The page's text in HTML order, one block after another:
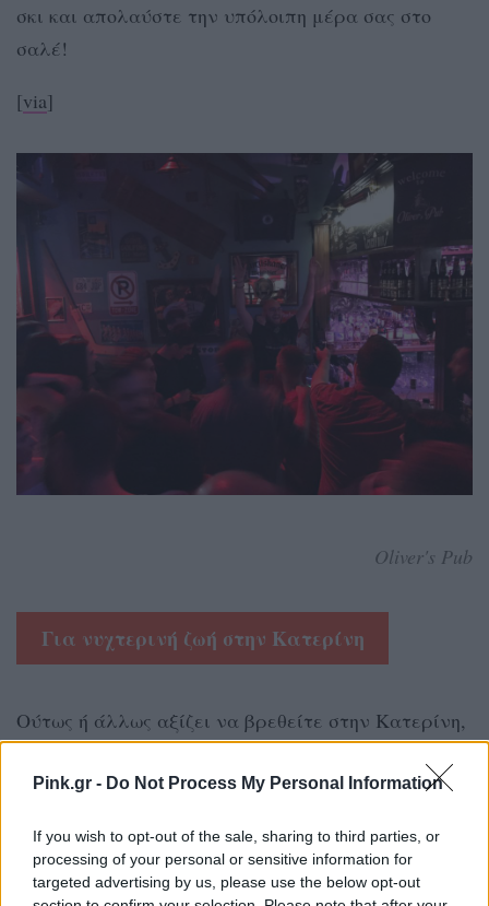
Pink.gr - Do Not Process My Personal Information
If you wish to opt-out of the sale, sharing to third parties, or
processing of your personal or sensitive information for
targeted advertising by us, please use the below opt-out
σκι και απολαύστε την υπόλοιπη μέρα σας στο
σαλέ!
[via]
Oliver's Pub
Για νυχτερινή ζωή στην Κατερίνη
Ούτως ή άλλως αξίζει να βρεθείτε στην Κατερίνη,
καταστήματα, μπαράκια, εστιατόρια και φυσικά
Oliver's Pub,Caldera,Kartell)